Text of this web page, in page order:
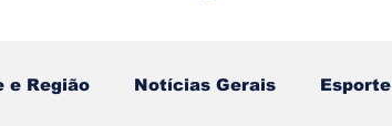
e Região Notícias Gerais Esporte